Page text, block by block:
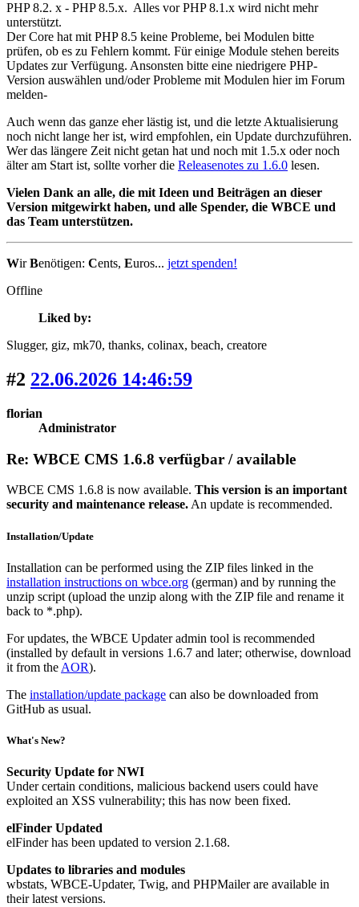
PHP 8.2. x - PHP 8.5.x. Alles vor PHP 8.1.x wird nicht mehr
unterstützt.
Der Core hat mit PHP 8.5 keine Probleme, bei Modulen bitte
prüfen, ob es zu Fehlern kommt. Für einige Module stehen bereits
Updates zur Verfügung. Ansonsten bitte eine niedrigere PHP-
Version auswählen und/oder Probleme mit Modulen hier im Forum
melden-
Auch wenn das ganze eher lästig ist, und die letzte Aktualisierung
noch nicht lange her ist, wird empfohlen, ein Update durchzuführen.
Wer das längere Zeit nicht getan hat und noch mit 1.5.x oder noch
älter am Start ist, sollte vorher die Releasenotes zu 1.6.0 lesen.
Vielen Dank an alle, die mit Ideen und Beiträgen an dieser
Version mitgewirkt haben, und alle Spender, die WBCE und
das Team unterstützen.
WirBenötigen: Cents, Euros... jetzt spenden!
Offline
Liked by:
Slugger, giz, mk70, thanks, colinax, beach, creatore
#2 22.06.2026 14:46:59
florian
Administrator
Re: WBCE CMS 1.6.8 verfügbar / available
WBCE CMS 1.6.8 is now available. This version is an important
security and maintenance release.An update is recommended.
Installation/Update
Installation can be performed using the ZIP files linked in the
installation instructions on wbce.org (german) and by running the
unzip script (upload the unzip along with the ZIP file and rename it
back to *.php).
For updates, the WBCE Updater admin tool is recommended
(installed by default in versions 1.6.7 and later; otherwise, download
it from the AOR).
The installation/update package can also be downloaded from
GitHub as usual.
What's New?
Security Update for NWI
Under certain conditions, malicious backend users could have
exploited an XSS vulnerability; this has now been fixed.
elFinder Updated
elFinder has been updated to version 2.1.68.
Updates to libraries and modules
wbstats, WBCE-Updater, Twig, and PHPMailer are available in
their latest versions.